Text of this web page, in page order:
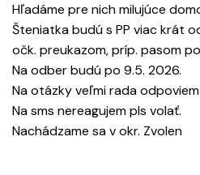
Hľadáme pre nich milujúce
Šteniatka budú s PP viac krát
očk. preukazom, príp. pasom
Na odber budú po 9.5. 2026.
Na otázky veľmi rada
Na sms nereagujem pls volať.
Nachádzame sa v okr. Zvolen